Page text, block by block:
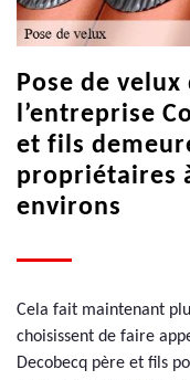
Pose de velux
l’entreprise
et fils
propriétaires
environs
Cela fait maintenant
choisissent de faire
Decobecq père et fils